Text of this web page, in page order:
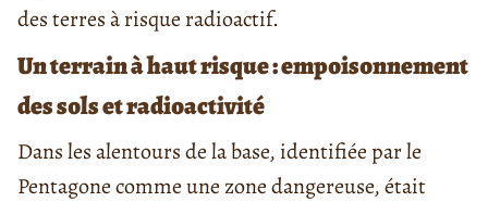
des terres à risque radioactif.
Un terrain à haut risque : empoisonnement
des sols et radioactivité
Dans les alentours de la base, identifiée par le
Pentagone comme une zone dangereuse, était